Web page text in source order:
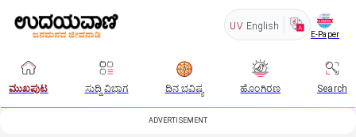
UV English
E-Paper
ಮುಖಪುಟ ಸುದ್ದಿ ವಿಭಾಗ ದಿನ ಭವಿಷ್ಯ ಹೊಂಗಿರಣ Search
ADVERTISEMENT